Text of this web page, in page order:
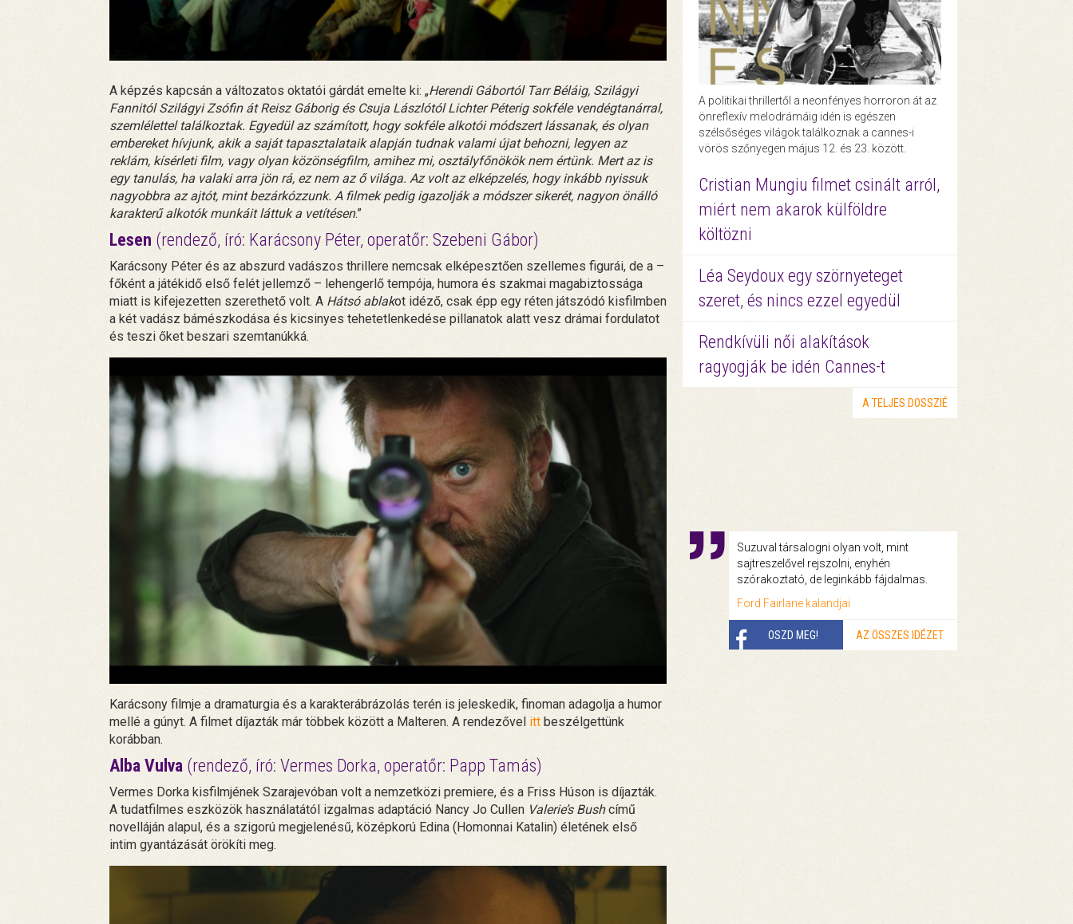
A képzés kapcsán a változatos oktatói gárdát emelte ki: „Herendi Gábortól Tarr Béláig, Szilágyi
Fannitól Szilágyi Zsófin át Reisz Gáborig és Csuja Lászlótól Lichter Péterig sokféle vendégtanárral,
szemlélettel találkoztak. Egyedül az számított, hogy sokféle alkotói módszert lássanak, és olyan
embereket hívjunk, akik a saját tapasztalataik alapján tudnak valami újat behozni, legyen az
reklám, kísérleti film, vagy olyan közönségfilm, amihez mi, osztályfőnökök nem értünk. Mert az is
egy tanulás, ha valaki arra jön rá, ez nem az ő világa. Az volt az elképzelés, hogy inkább nyissuk
nagyobbra az ajtót, mint bezárkózzunk. A filmek pedig igazolják a módszer sikerét, nagyon önálló
karakterű alkotók munkáit láttuk a vetítésen.”
Lesen (rendező, író: Karácsony Péter, operatőr: Szebeni Gábor)
Karácsony Péter és az abszurd vadászos thrillere nemcsak elképesztően szellemes figurái, de a –
főként a játékidő első felét jellemző – lehengerlő tempója, humora és szakmai magabiztossága
miatt is kifejezetten szerethető volt. A Hátsó ablakot idéző, csak épp egy réten játszódó kisfilmben
a két vadász bámészkodása és kicsinyes tehetetlenkedése pillanatok alatt vesz drámai fordulatot
és teszi őket beszari szemtanúkká.
Karácsony filmje a dramaturgia és a karakterábrázolás terén is jeleskedik, finoman adagolja a humor
mellé a gúnyt. A filmet díjazták már többek között a Malteren. A rendezővel itt beszélgettünk
korábban.
Alba Vulva (rendező, író: Vermes Dorka, operatőr: Papp Tamás)
Vermes Dorka kisfilmjének Szarajevóban volt a nemzetközi premiere, és a Friss Húson is díjazták.
A tudatfilmes eszközök használatától izgalmas adaptáció Nancy Jo Cullen Valerie’s Bushcímű
novelláján alapul, és a szigorú megjelenésű, középkorú Edina (Homonnai Katalin) életének első
intim gyantázását örökíti meg.
A politikai thrillertől a neonfényes horroron át az
önreflexív melodrámáig idén is egészen
szélsőséges világok találkoznak a cannes-i
vörös szőnyegen május 12. és 23. között.
Cristian Mungiu filmet csinált arról,
miért nem akarok külföldre
költözni
Léa Seydoux egy szörnyeteget
szeret, és nincs ezzel egyedül
Rendkívüli női alakítások
ragyogják be idén Cannes-t
A TELJES DOSSZIÉ
Suzuval társalogni olyan volt, mint
sajtreszelővel rejszolni, enyhén
szórakoztató, de leginkább fájdalmas.
Ford Fairlane kalandjai
OSZD MEG! AZ ÖSSZES IDÉZET